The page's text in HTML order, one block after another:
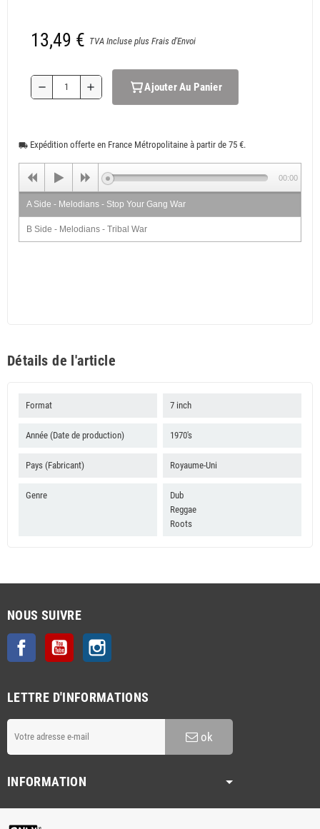
13,49 € TVA Incluse plus Frais d'Envoi
remove add Ajouter Au Panier
local_shipping Expédition offerte en France Métropolitaine à partir de 75 €.
A Side - Melodians - Stop Your Gang War
B Side - Melodians - Tribal War
00:00
Détails de l'article
Format 7 inch
Année (Date de production) 1970's
Pays (Fabricant) Royaume-Uni
Genre
Dub
Reggae
Roots
NOUS SUIVRE
Facebook YouTube
LETTRE D'INFORMATIONS
ok
INFORMATION